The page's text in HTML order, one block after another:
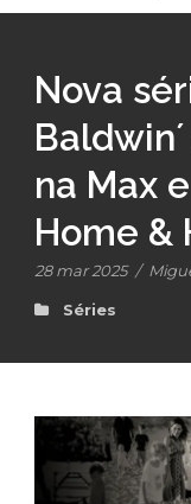
Nova
na Max
Home &
28 mar 2025 /
Séries